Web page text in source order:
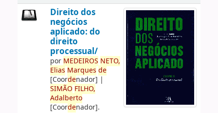
Direito dos
negócios
aplicado: do
direito
processual/
por MEDEIROS NETO,
Elias Marques de
[Coordenador] |
SIMÃO FILHO,
Adalberto
[Coordenador].